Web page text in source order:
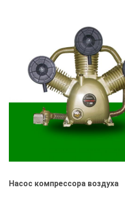
Насос компрессора воздуха